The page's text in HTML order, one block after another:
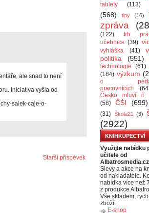
ale snad to není
Iniciativa vyšla od
salek-caje-o-
Starší příspěvek
tablety (113)
(568)
tipy (16)
zpráva
(122)
trh
učebnice (39)
vyhláška (41)
politika
(551)
technologie
(61)
(184) výzkum
o
pracovnících
Česko mluví o
(58)
ČŠI (699)
(31) Škola21 (3)
(2922)
KNIHKUPECTVÍ
Využijte nabídku
učitele od
Slevy a akce na
od nakladatele.
nabídka více než
z produkce
Vše skladem,
zboží.
E-shop